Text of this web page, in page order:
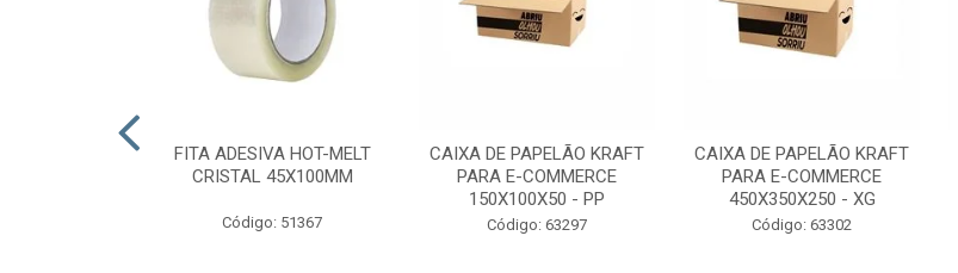
FITA ADESIVA HOT-MELT
CRISTAL 45X100MM
Código: 51367
CAIXA DE PAPELÃO KRAFT
PARA E-COMMERCE
150X100X50 - PP
Código: 63297
CAIXA DE PAPELÃO KRAFT
PARA E-COMMERCE
450X350X250 - XG
Código: 63302